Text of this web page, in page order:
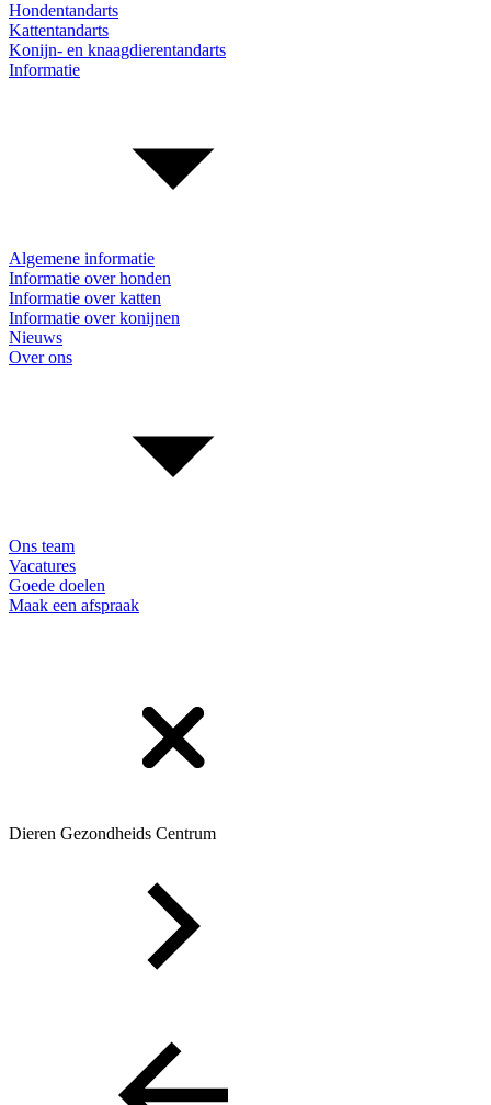
Hondentandarts
Kattentandarts
Konijn- en knaagdierentandarts
Informatie
Algemene informatie
Informatie over honden
Informatie over katten
Informatie over konijnen
Nieuws
Over ons
Ons team
Vacatures
Goede doelen
Maak een afspraak
Dieren Gezondheids Centrum